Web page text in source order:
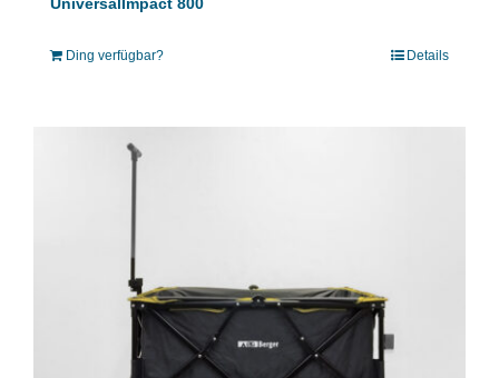
UniversalImpact 800
Ding verfügbar? Details